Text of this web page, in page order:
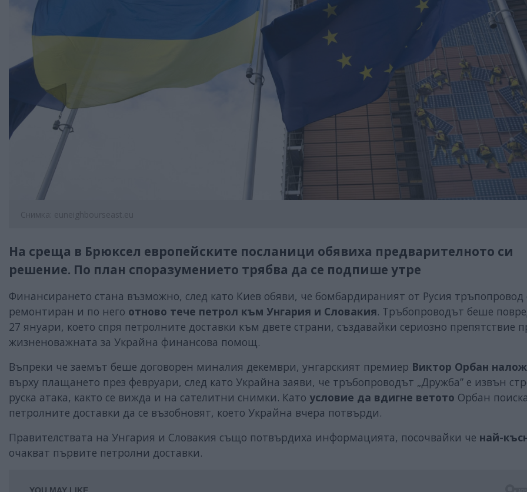
Снимка: euneighbourseast.eu
На среща в Брюксел европейските посланици обявиха предварителното си
решение. По план споразумението трябва да се подпише утре
Финансирането стана възможно, след като Киев обяви, че бомбардираният от Русия тръпопровод
ремонтиран и по него отново тече петрол към Унгария и Словакия. Тръбопроводът беше
27 януари, което спря петролните доставки към двете страни, създавайки сериозно препятствие
жизненоважната за Украйна финансова помощ.
Въпреки че заемът беше договорен миналия декември, унгарският премиер Виктор Орбан
върху плащането през февруари, след като Украйна заяви, че тръбопроводът „Дружба” е извън
руска атака, както се вижда и на сателитни снимки. Като условие да вдигне ветото Орбан
петролните доставки да се възобновят, което Украйна вчера потвърди.
Правителствата на Унгария и Словакия също потвърдиха информацията, посочвайки че най-
очакват първите петролни доставки.